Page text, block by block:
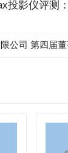
影仪评测：
事会第十三次会议决